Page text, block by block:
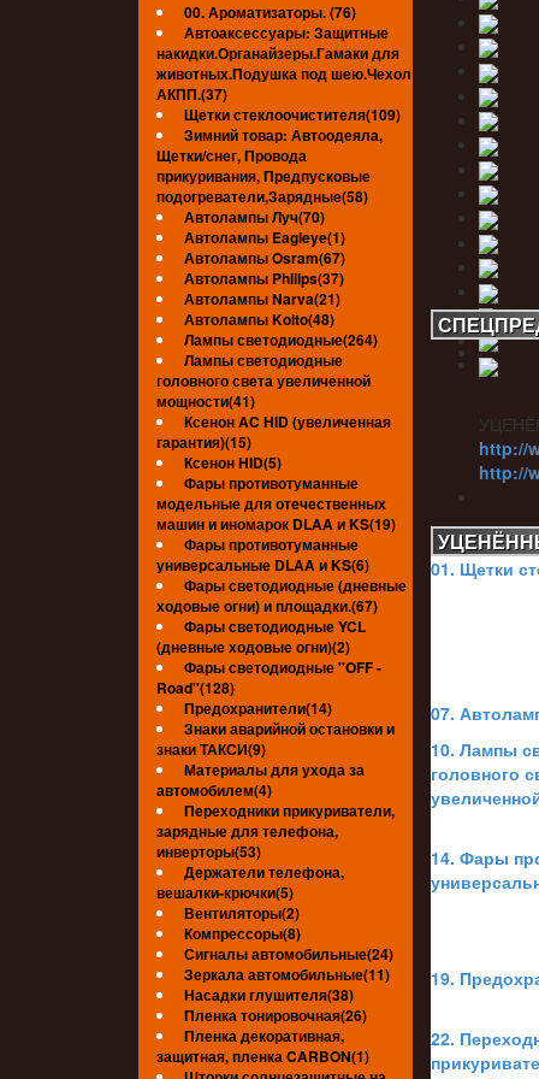
00. Ароматизаторы. (76)
Автоаксессуары: Защитные
накидки.Органайзеры.Гамаки для
животных.Подушка под шею.Чехол
АКПП.(37)
Щетки стеклоочистителя(109)
Зимний товар: Автоодеяла,
Щетки/снег, Провода
прикуривания, Предпусковые
подогреватели,Зарядные(58)
Автолампы Луч(70)
Автолампы Eagleye(1)
Автолампы Osram(67)
Автолампы Philips(37)
Автолампы Narva(21)
Автолампы Koito(48)
Лампы светодиодные(264)
Лампы светодиодные
головного света увеличенной
мощности(41)
Ксенон AC HID (увеличенная
гарантия)(15)
Ксенон HID(5)
Фары противотуманные
модельные для отечественных
машин и иномарок DLAA и KS(19)
Фары противотуманные
универсальные DLAA и KS(6)
Фары светодиодные (дневные
ходовые огни) и площадки.(67)
Фары светодиодные YCL
(дневные ходовые огни)(2)
Фары светодиодные ''OFF -
Road''(128)
Предохранители(14)
Знаки аварийной остановки и
знаки ТАКСИ(9)
Материалы для ухода за
автомобилем(4)
Переходники прикуриватели,
зарядные для телефона,
инверторы(53)
Держатели телефона,
вешалки-крючки(5)
Вентиляторы(2)
Компрессоры(8)
Сигналы автомобильные(24)
Зеркала автомобильные(11)
Насадки глушителя(38)
Пленка тонировочная(26)
Пленка декоративная,
защитная, пленка CARBON(1)
http://
http://
http://
http://
01. Щетки
07.
10. Лампы
головного
14. Фары
19.
22.